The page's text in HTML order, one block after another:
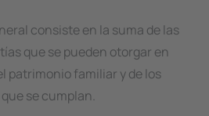
consiste en la suma de las
que se pueden otorgar en
patrimonio familiar y de los
se cumplan.